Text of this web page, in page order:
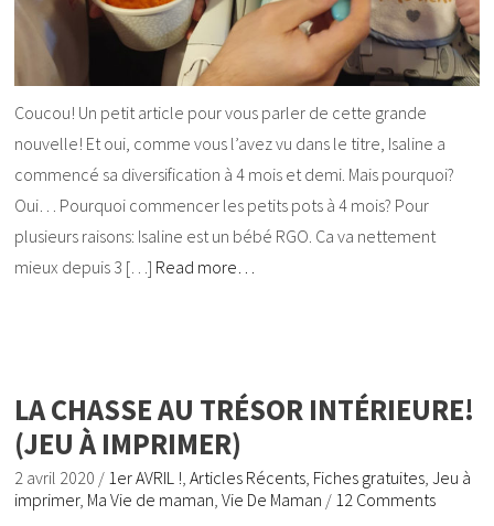
Coucou! Un petit article pour vous parler de cette grande
nouvelle! Et oui, comme vous l’avez vu dans le titre, Isaline a
commencé sa diversification à 4 mois et demi. Mais pourquoi?
Oui… Pourquoi commencer les petits pots à 4 mois? Pour
plusieurs raisons: Isaline est un bébé RGO. Ca va nettement
mieux depuis 3 […] Read more…
LA CHASSE AU TRÉSOR INTÉRIEURE!
(JEU À IMPRIMER)
2 avril 2020 / 1er AVRIL ! ,Articles Récents Fiches gratuites ,Jeu à
imprimer, Ma Vie de maman ,Vie De Maman / 12 Comments